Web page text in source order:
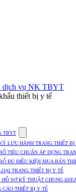
dịch vụ NK TBYT
thiết bị y tế
TBYT
submenu
for
Dịch
vụ
nhập
khẩu
TBYT
LƯU HÀNH TRANG THIẾT BỊ
TIÊU CHUẨN ÁP DỤNG
ĐỦ ĐIỀU KIỆN MUA BÁN
TRANG THIẾT BỊ Y TẾ
HỒ SƠ KỸ THUẬT CHUNG
CÁO THIẾT BỊ Y TẾ